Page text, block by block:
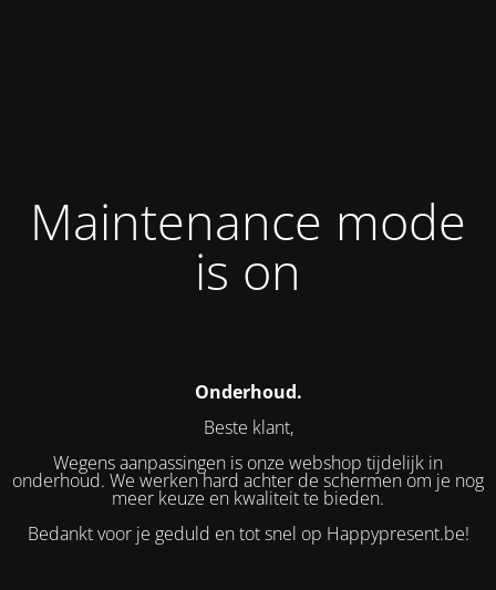
Maintenance mode
is on
Onderhoud.
Beste klant,
Wegens aanpassingen is onze webshop tijdelijk in
onderhoud. We werken hard achter de schermen om je nog
meer keuze en kwaliteit te bieden.
Bedankt voor je geduld en tot snel op Happypresent.be!